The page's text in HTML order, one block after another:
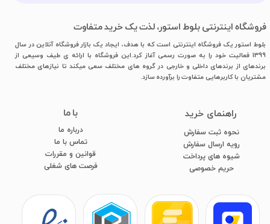
فروشگاه اینترنتی بلوط استور، لذت یک خرید متفاوت
بلوط استور یک فروشگاه اینترنتی است که با هدف، ایجاد یک بازار فروشگاه آنلاین در سال
1399 فعالیت خود را به صورت رسمی آغاز کرد.این فروشگاه با ارائه ی طیف وسیعی از
برندهای از برندهای داخلی و خارجی در گروه های مختلف سعی میکند تا نیازهای مختلف
مشتریان با کاربرهایی متفاوت را برآورده سازد.
با ما
درباره ما
تماس با ما
قوانین و مقررات
فرصت های شغلی
​راهنمای خرید
نحوه ثبت سفارش
رویه ارسال سفارش
شیوه های پرداخت
​​​​​​​حریم خصوصی